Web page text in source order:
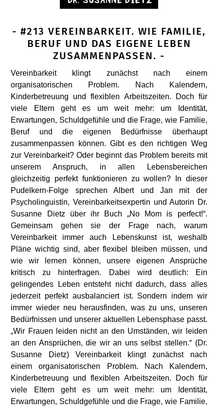
- #213 VEREINBARKEIT. WIE FAMILIE,
BERUF UND DAS EIGENE LEBEN
ZUSAMMENPASSEN. -
Vereinbarkeit klingt zunächst nach einem
organisatorischen Problem. Nach Kalendern,
Kinderbetreuung und flexiblen Arbeitszeiten. Doch für
viele Eltern geht es um weit mehr: um Identität,
Erwartungen, Schuldgefühle und die Frage, wie Familie,
Beruf und die eigenen Bedürfnisse überhaupt
zusammenpassen können. Gibt es den richtigen Weg
zur Vereinbarkeit? Oder beginnt das Problem bereits mit
unserem Anspruch, in allen Lebensbereichen
gleichzeitig perfekt funktionieren zu wollen? In dieser
Pudelkern-Folge sprechen Albert und Jan mit der
Psycholinguistin, Vereinbarkeitsexpertin und Autorin Dr.
Susanne Dietz über ihr Buch „No Mom is perfect!“.
Gemeinsam gehen sie der Frage nach, warum
Vereinbarkeit immer auch Lebenskunst ist, weshalb
Pläne wichtig sind, aber flexibel bleiben müssen, und
wie wir lernen können, unsere eigenen Ansprüche
kritisch zu hinterfragen. Dabei wird deutlich: Ein
gelingendes Leben entsteht nicht dadurch, dass alles
jederzeit perfekt ausbalanciert ist. Sondern indem wir
immer wieder neu herausfinden, was zu uns, unseren
Bedürfnissen und unserer aktuellen Lebensphase passt.
„Wir Frauen leiden nicht an den Umständen, wir leiden
an den Ansprüchen, die wir an uns selbst stellen.“ (Dr.
Susanne Dietz) Vereinbarkeit klingt zunächst nach
einem organisatorischen Problem. Nach Kalendern,
Kinderbetreuung und flexiblen Arbeitszeiten. Doch für
viele Eltern geht es um weit mehr: um Identität,
Erwartungen, Schuldgefühle und die Frage, wie Familie,